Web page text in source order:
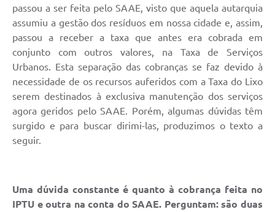
passou a ser feita pelo SAAE, visto que aquela autarquia
assumiu a gestão dos resíduos em nossa cidade e, assim,
passou a receber a taxa que antes era cobrada em
conjunto com outros valores, na Taxa de Serviços
Urbanos. Esta separação das cobranças se faz devido à
necessidade de os recursos auferidos com a Taxa do Lixo
serem destinados à exclusiva manutenção dos serviços
agora geridos pelo SAAE. Porém, algumas dúvidas têm
surgido e para buscar dirimi-las, produzimos o texto a
seguir.
Uma dúvida constante é quanto à cobrança feita no
IPTU e outra na conta do SAAE. Perguntam: são duas